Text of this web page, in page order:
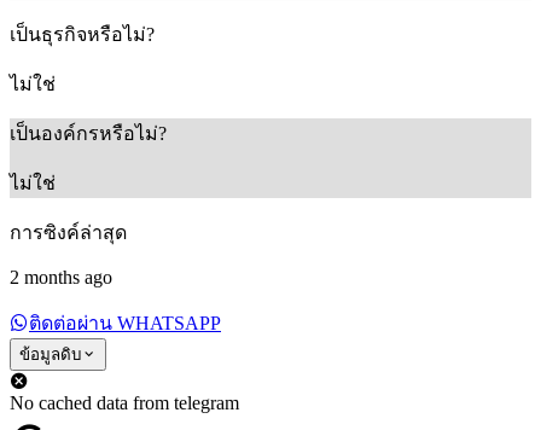
เป็นธุรกิจหรือไม่?
ไม่ใช่
เป็นองค์กรหรือไม่?
ไม่ใช่
การซิงค์ล่าสุด
2 months ago
ติดต่อผ่าน WHATSAPP
ข้อมูลดิบ
No cached data from telegram